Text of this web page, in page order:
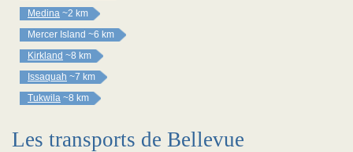
Medina ~2 km
Mercer Island ~6 km
Kirkland ~8 km
Issaquah ~7 km
Tukwila ~8 km
Les transports de Bellevue